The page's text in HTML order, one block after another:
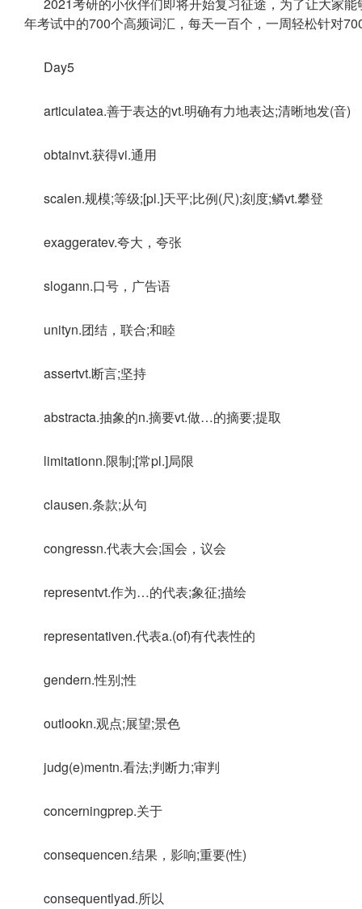
年考试中的700个高频词汇，每天一百个，一周轻松针对
Day5
articulatea.善于表达的vt.明确有力地表达;清晰地发(音)
obtainvt.获得vi.通用
scalen.规模;等级;[pl.]天平;比例(尺);刻度;鳞vt.攀登
exaggeratev.夸大，夸张
slogann.口号，广告语
unityn.团结，联合;和睦
assertvt.断言;坚持
abstracta.抽象的n.摘要vt.做…的摘要;提取
limitationn.限制;[常pl.]局限
clausen.条款;从句
congressn.代表大会;国会，议会
representvt.作为…的代表;象征;描绘
representativen.代表a.(of)有代表性的
gendern.性别;性
outlookn.观点;展望;景色
judg(e)mentn.看法;判断力;审判
concerningprep.关于
consequencen.结果，影响;重要(性)
consequentlyad.所以